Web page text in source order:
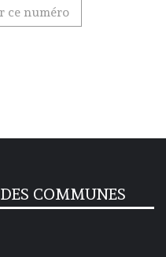
ce numéro
COMMUNES